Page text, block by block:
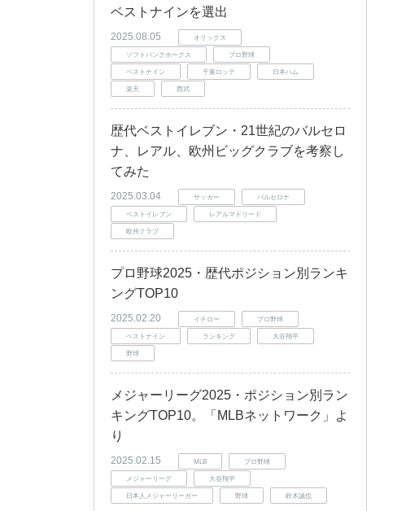
ベストナインを選出
2025.08.05 オリックス
ソフトバンクホークス プロ野球
ベストナイン 千葉ロッテ 日本ハム
楽天 西武
歴代ベストイレブン・21世紀のバルセロ
ナ、レアル、欧州ビッグクラブを考察し
てみた
2025.03.04 サッカー バルセロナ
ベストイレブン レアルマドリード
欧州クラブ
プロ野球2025・歴代ポジション別ランキ
ングTOP10
2025.02.20 イチロー プロ野球
ベストナイン ランキング 大谷翔平
野球
メジャーリーグ2025・ポジション別ラン
キングTOP10。「MLBネットワーク」よ
り
2025.02.15 MLB プロ野球
メジャーリーグ 大谷翔平
日本人メジャーリーガー 野球 鈴木誠也